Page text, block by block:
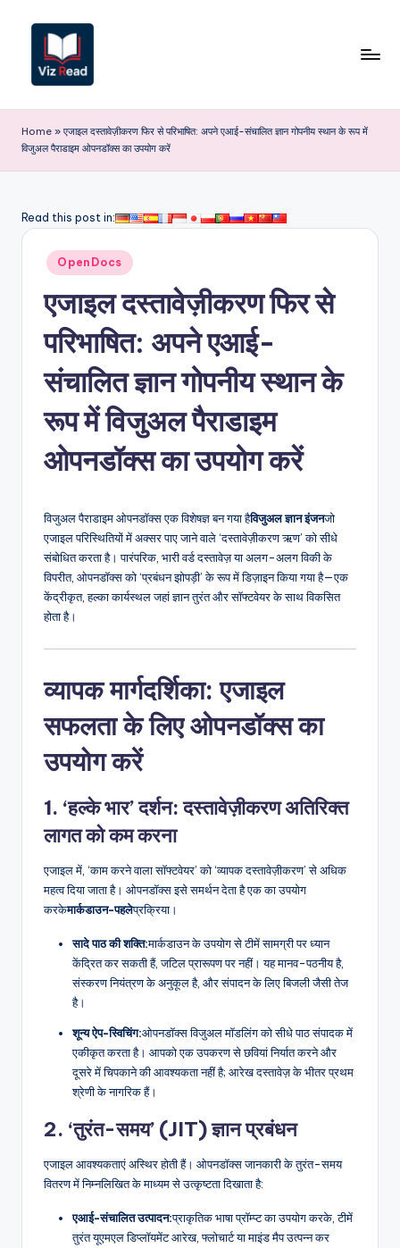
content
iz
R
a
d
I,
S
o
a
e
D
g
it
Home » एजाइल दस्तावेज़ीकरण फिर से परिभाषित: अपने एआई-संचालित ज्ञान गोपनीय स्थान के रूप में
विजुअल पैराडाइम ओपनडॉक्स का उपयोग करें
Read this post in:
Posted
in
OpenDocs
एजाइल दस्तावेज़ीकरण फिर से
परिभाषित: अपने एआई-
संचालित ज्ञान गोपनीय स्थान के
रूप में विजुअल पैराडाइम
ओपनडॉक्स का उपयोग करें
विजुअल पैराडाइम ओपनडॉक्स एक विशेषज्ञ बन गया हैविजुअल ज्ञान इंजनजो
एजाइल परिस्थितियों में अक्सर पाए जाने वाले ‘दस्तावेज़ीकरण ऋण’ को सीधे
संबोधित करता है। पारंपरिक, भारी वर्ड दस्तावेज़ या अलग-अलग विकी के
विपरीत, ओपनडॉक्स को ‘प्रबंधन झोपड़ी’ के रूप में डिज़ाइन किया गया है—एक
केंद्रीकृत, हल्का कार्यस्थल जहां ज्ञान तुरंत और सॉफ्टवेयर के साथ विकसित
होता है।
व्यापक मार्गदर्शिका: एजाइल
सफलता के लिए ओपनडॉक्स का
उपयोग करें
1. ‘हल्के भार’ दर्शन: दस्तावेज़ीकरण अतिरिक्त
लागत को कम करना
एजाइल में, ‘काम करने वाला सॉफ्टवेयर’ को ‘व्यापक दस्तावेज़ीकरण’ से अधिक
महत्व दिया जाता है। ओपनडॉक्स इसे समर्थन देता है एक का उपयोग
करकेमार्कडाउन-पहलेप्रक्रिया।
सादे पाठ की शक्ति:मार्कडाउन के उपयोग से टीमें सामग्री पर ध्यान
केंद्रित कर सकती हैं, जटिल प्रारूपण पर नहीं। यह मानव-पठनीय है,
संस्करण नियंत्रण के अनुकूल है, और संपादन के लिए बिजली जैसी तेज
है।
शून्य ऐप-स्विचिंग:ओपनडॉक्स विजुअल मॉडलिंग को सीधे पाठ संपादक में
एकीकृत करता है। आपको एक उपकरण से छवियां निर्यात करने और
दूसरे में चिपकाने की आवश्यकता नहीं है; आरेख दस्तावेज़ के भीतर प्रथम
श्रेणी के नागरिक हैं।
2. ‘तुरंत-समय’ (JIT) ज्ञान प्रबंधन
एजाइल आवश्यकताएं अस्थिर होती हैं। ओपनडॉक्स जानकारी के तुरंत-समय
वितरण में निम्नलिखित के माध्यम से उत्कृष्टता दिखाता है:
एआई-संचालित उत्पादन:प्राकृतिक भाषा प्रॉम्प्ट का उपयोग करके, टीमें
तुरंत यूएमएल डिप्लॉयमेंट आरेख, फ्लोचार्ट या माइंड मैप उत्पन्न कर